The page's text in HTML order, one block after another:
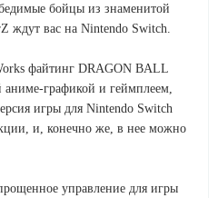
бойцы из знаменитой
ждут вас на Nintendo Switch.
файтинг DRAGON BALL
аниме-графикой и геймплеем,
игры для Nintendo Switch
и, конечно же, в нее можно
управление для игры